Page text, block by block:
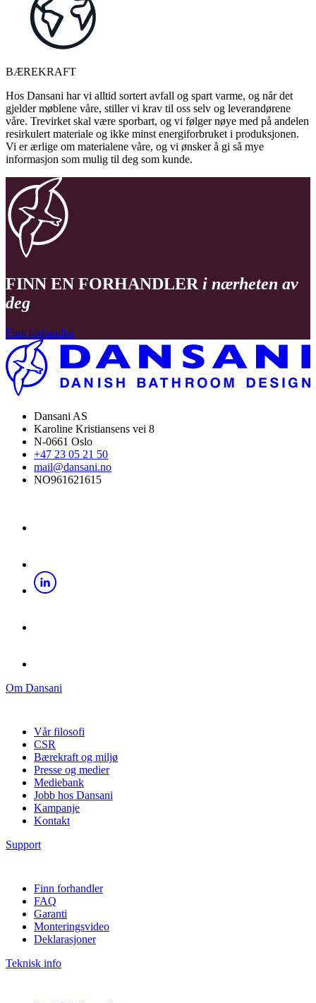
BÆREKRAFT
Hos Dansani har vi alltid sortert avfall og spart varme, og når det
gjelder møblene våre, stiller vi krav til oss selv og leverandørene
våre. Trevirket skal være sporbart, og vi følger nøye med på andelen
resirkulert materiale og ikke minst energiforbruket i produksjonen.
Vi er ærlige om materialene våre, og vi ønsker å gi så mye
informasjon som mulig til deg som kunde.
FINN EN FORHANDLER i nærheten av
deg
Finn forhandler
Dansani AS
Karoline Kristiansens vei 8
N-0661 Oslo
+47 23 05 21 50
mail@dansani.no
NO961621615
Om Dansani
Vår filosofi
CSR
Bærekraft og miljø
Presse og medier
Mediebank
Jobb hos Dansani
Kampanje
Kontakt
Support
Finn forhandler
FAQ
Garanti
Monteringsvideo
Deklarasjoner
Teknisk info